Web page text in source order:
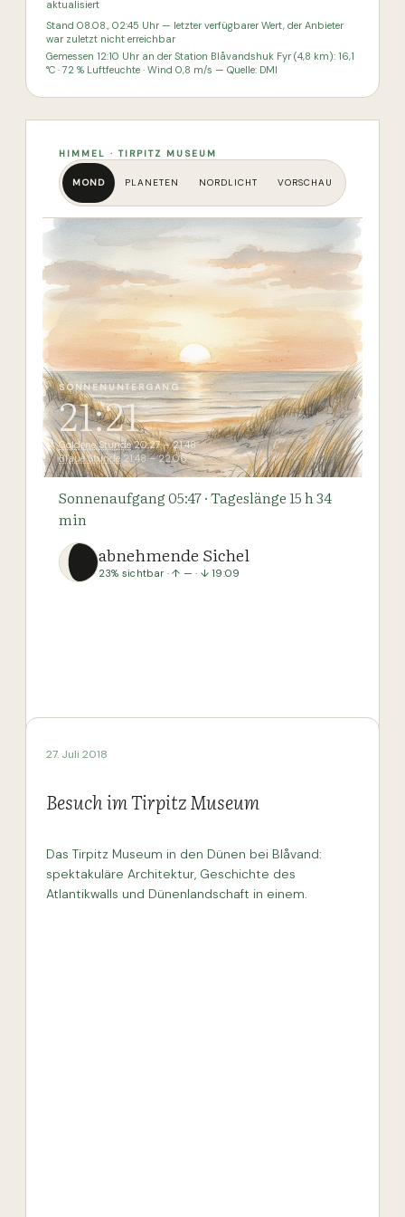
aktualisiert
Stand 08.08., 02:45 Uhr — letzter verfügbarer Wert, der Anbieter
war zuletzt nicht erreichbar
Gemessen 12:10 Uhr an der Station Blåvandshuk Fyr (4,8 km): 16,1
°C · 72 % Luftfeuchte · Wind 0,8 m/s — Quelle: DMI
HIMMEL · TIRPITZ MUSEUM
MOND PLANETEN NORDLICHT VORSCHAU
SONNENUNTERGANG
21:21
Goldene Stunde 20:27 – 21:48
Blaue Stunde 21:48 – 22:06
Sonnenaufgang05:47· Tageslänge15 h 34
min
abnehmende Sichel
23% sichtbar · ↑ — · ↓ 19:09
27. Juli 2018
Besuch im Tirpitz Museum
Das Tirpitz Museum in den Dünen bei Blåvand:
spektakuläre Architektur, Geschichte des
Atlantikwalls und Dünenlandschaft in einem.